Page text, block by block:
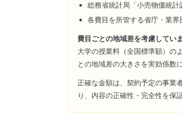
総務省統計局「小売物価統計
各費目を所管する省庁・業
費目ごとの地域差を考慮していま
大学の授業料（全国標準額）の
との地域差の大きさを実効係数
正確な金額は、契約予定の事業
り、内容の正確性・完全性を保